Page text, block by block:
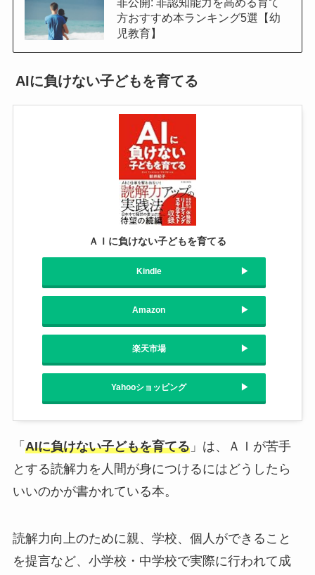
方おすすめ本ランキング5選【幼
児教育】
AIに負けない子どもを育てる
ＡＩに負けない子どもを育てる
Kindle
Amazon
楽天市場
Yahooショッピング
「 AIに負けない子どもを育てる」は、ＡＩが苦手
とする読解力を人間が身につけるにはどうしたら
いいのかが書かれている本。
読解力向上のために親、学校、個人ができること
を提言など、小学校・中学校で実際に行われて成